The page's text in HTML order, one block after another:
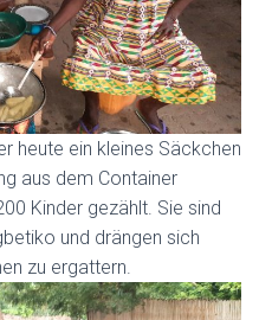
heute ein kleines Säckchen
aus dem Container
Kinder gezählt. Sie sind
und drängen sich
zu ergattern.